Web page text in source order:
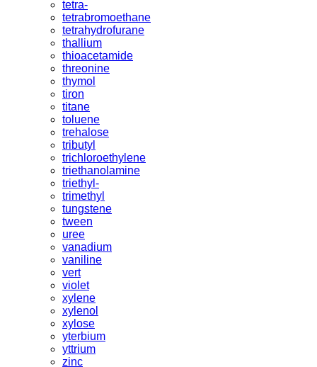
tetra-
tetrabromoethane
tetrahydrofurane
thallium
thioacetamide
threonine
thymol
tiron
titane
toluene
trehalose
tributyl
trichloroethylene
triethanolamine
triethyl-
trimethyl
tungstene
tween
uree
vanadium
vaniline
vert
violet
xylene
xylenol
xylose
yterbium
yttrium
zinc